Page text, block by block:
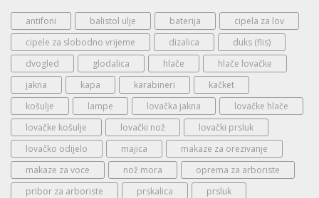
antifoni balistol ulje baterija
cipela za lov
cipele za slobodno vrijeme
dizalica
duks (flis)
dvogled
glodalica hlače
hlače lovačke
jakna
kapa karabineri
kačket
košulje
lampe lovačka jakna
lovačke hlače
lovačke košulje
lovački nož
lovački prsluk
lovačko odijelo
majica
makaze za orezivanje
makaze za voce
nož mora
oprema za arboriste
pribor za arboriste
prskalica
prsluk